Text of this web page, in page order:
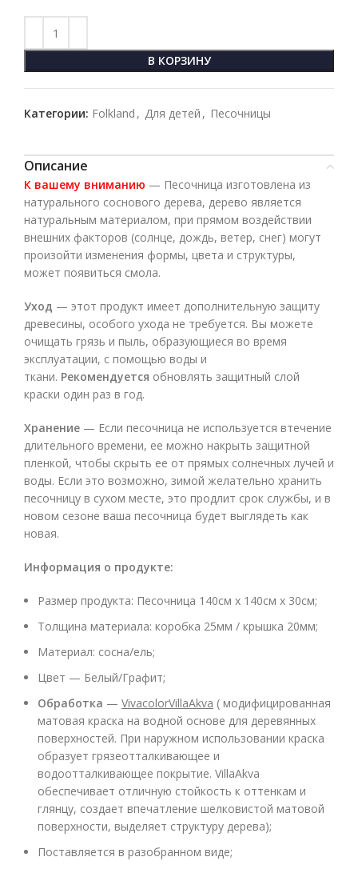
В КОРЗИНУ
Категории: Folkland , Для детей , Песочницы
Описание
К вашему вниманию — Песочница изготовлена ​​из
натурального соснового дерева, дерево является
натуральным материалом, при прямом воздействии
внешних факторов (солнце, дождь, ветер, снег) могут
произойти изменения формы, цвета и структуры,
может появиться смола.
Уход — этот продукт имеет дополнительную защиту
древесины, особого ухода не требуется. Вы можете
очищать грязь и пыль, образующиеся во время
эксплуатации, с помощью воды и
ткани. Рекомендуется обновлять защитный слой
краски один раз в год.
Хранение — Если песочница не используется втечение
длительного времени, ее можно накрыть защитной
пленкой, чтобы скрыть ее от прямых солнечных лучей и
воды. Если это возможно, зимой желательно хранить
песочницу в сухом месте, это продлит срок службы, и в
новом сезоне ваша песочница будет выглядеть как
новая.
Информация о продукте:
Размер продукта: Песочница 140см x 140см x 30см;
Толщина материала: коробка 25мм / крышка 20мм;
Материал: сосна/ель;
Цвет — Белый/Графит;
Обработка — VivacolorVillaAkva ( модифицированная
матовая краска на водной основе для деревянных
поверхностей. При наружном использовании краска
образует грязеотталкивающее и
водоотталкивающее покрытие. VillaAkva
обеспечивает отличную стойкость к оттенкам и
глянцу, создает впечатление шелковистой матовой
поверхности, выделяет структуру дерева);
Поставляется в разобранном виде;